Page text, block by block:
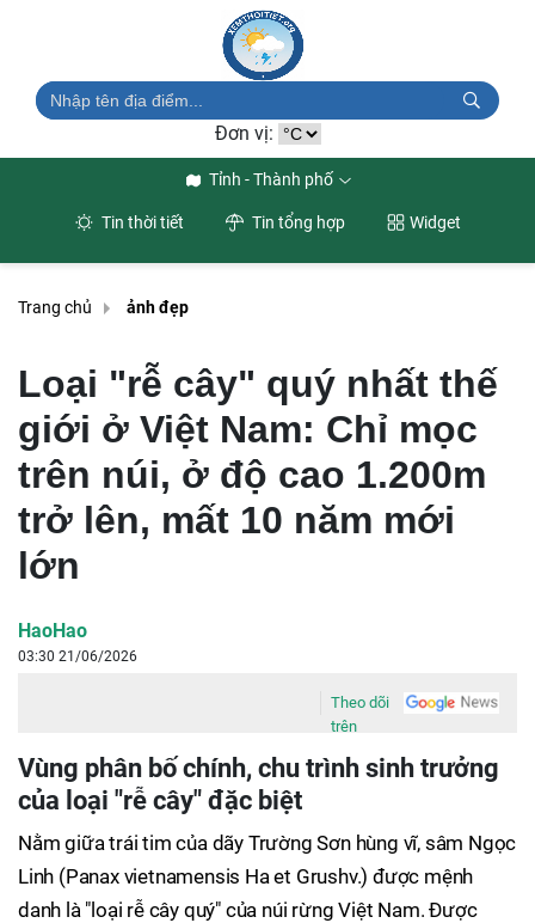
Đơn vị:
Tỉnh - Thành phố
Tin thời tiết Tin tổng hợp Widget
Trang chủ ảnh đẹp
Loại "rễ cây" quý nhất thế
giới ở Việt Nam: Chỉ mọc
trên núi, ở độ cao 1.200m
trở lên, mất 10 năm mới
lớn
HaoHao
03:30 21/06/2026
Theo dõi
trên
Vùng phân bố chính, chu trình sinh trưởng
của loại "rễ cây" đặc biệt
Nằm giữa trái tim của dãy Trường Sơn hùng vĩ, sâm Ngọc
Linh (Panax vietnamensis Ha et Grushv.) được mệnh
danh là "loại rễ cây quý" của núi rừng Việt Nam. Được